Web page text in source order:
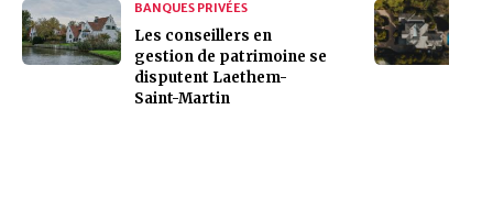
BANQUES PRIVÉES
Les conseillers en
gestion de patrimoine se
disputent Laethem-
Saint-Martin